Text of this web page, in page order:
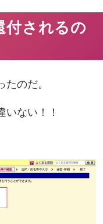
付されるの
たのだ。
いない！！